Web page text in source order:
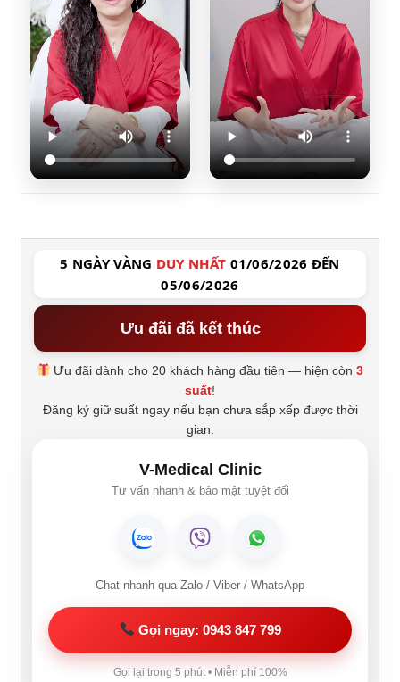
5 NGÀY VÀNG DUY NHẤT 01/06/2026 ĐẾN
05/06/2026
Ưu đãi đã kết thúc
Ưu đãi dành cho 20 khách hàng đầu tiên — hiện còn3
suất!
Đăng ký giữ suất ngay nếu bạn chưa sắp xếp được thời
gian.
V-Medical Clinic
Tư vấn nhanh & bảo mật tuyệt đối
Chat nhanh qua Zalo / Viber / WhatsApp
Gọi ngay: 0943 847 799
Gọi lại trong 5 phút • Miễn phí 100%